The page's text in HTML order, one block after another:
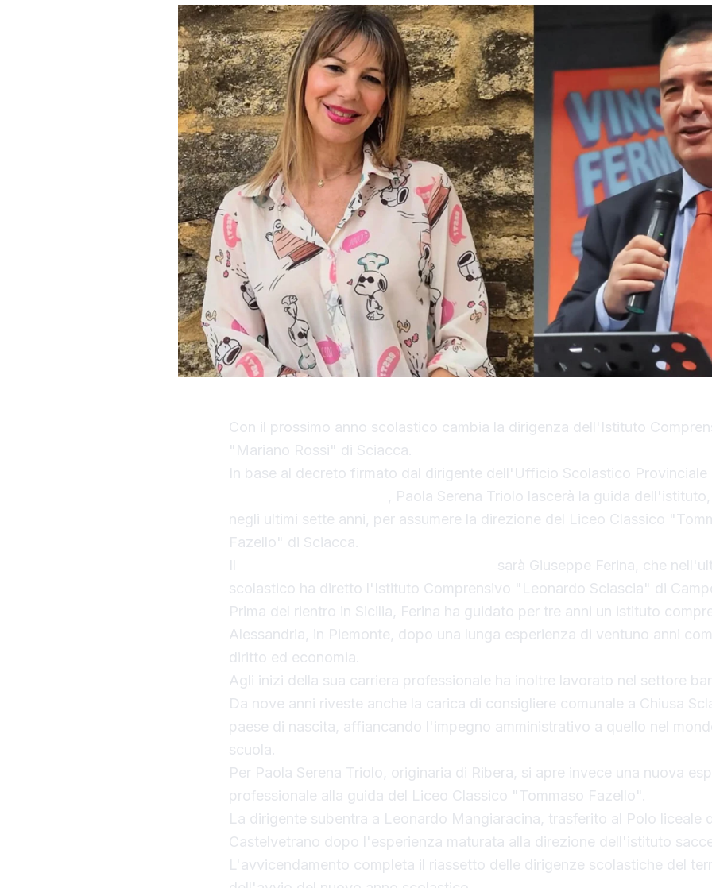
Con il prossimo anno scolastico cambia la dirigenza dell'Istituto
"Mariano Rossi" di Sciacca.
In base al decreto firmato dal dirigente dell'Ufficio Scolastico Provinciale
, Paola Serena Triolo lascerà la guida
negli ultimi sette anni, per assumere la direzione del Liceo Classico
Fazello" di Sciacca.
Il
sarà Giuseppe Ferina, che
scolastico ha diretto l'Istituto Comprensivo "Leonardo Sciascia" di
Prima del rientro in Sicilia, Ferina ha guidato per tre anni un istituto
Alessandria, in Piemonte, dopo una lunga esperienza di ventuno anni
diritto ed economia.
Agli inizi della sua carriera professionale ha inoltre lavorato nel settore
Da nove anni riveste anche la carica di consigliere comunale a Chiusa
paese di nascita, affiancando l'impegno amministrativo a quello nel
scuola.
Per Paola Serena Triolo, originaria di Ribera, si apre invece una nuova
professionale alla guida del Liceo Classico "Tommaso Fazello".
La dirigente subentra a Leonardo Mangiaracina, trasferito al Polo liceale
Castelvetrano dopo l'esperienza maturata alla direzione dell'istituto
L'avvicendamento completa il riassetto delle dirigenze scolastiche del